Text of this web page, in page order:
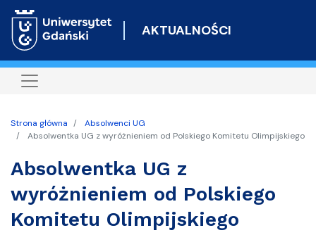
do
AKTUALNOŚCI
Strona główna
Absolwenci UG
Absolwentka UG z wyróżnieniem od Polskiego Komitetu Olimpijskiego
Absolwentka UG z
wyróżnieniem od Polskiego
Komitetu Olimpijskiego